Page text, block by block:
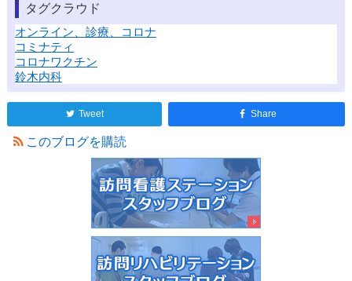
タグクラウド
オンライン、診療、コロナ
コミナティ
コロナワクチン
鈴木内科
Tweet Share
このブログを購読